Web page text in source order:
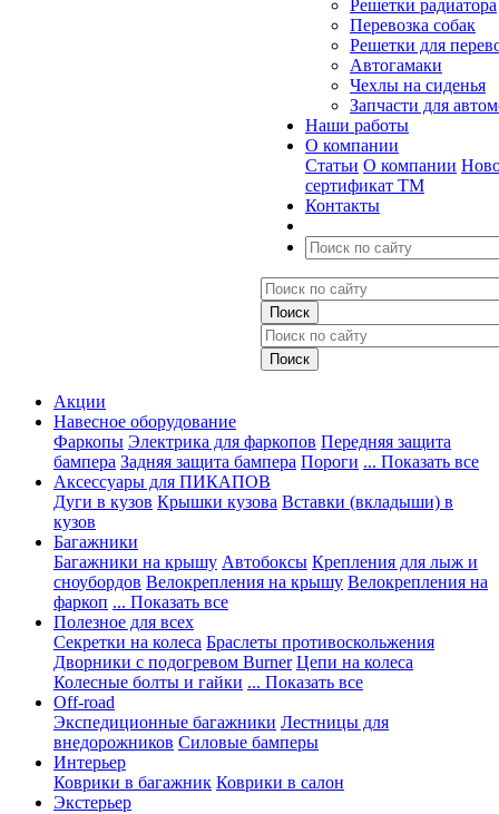
Решетки радиатора
Перевозка собак
Решетки для
Автогамаки
Чехлы на сиденья
Запчасти для
Наши работы
О компании
Статьи О компании
сертификат ТМ
Контакты
Акции
Навесное оборудование
Фаркопы Электрика для фаркопов Передняя защита
бампера Задняя защита бампера Пороги ... Показать все
Аксессуары для ПИКАПОВ
Дуги в кузов Крышки кузова Вставки (вкладыши) в
кузов
Багажники
Багажники на крышу Автобоксы Крепления для лыж и
сноубордов Велокрепления на крышу Велокрепления на
фаркоп ... Показать все
Полезное для всех
Секретки на колеса Браслеты противоскольжения
Дворники с подогревом Burner Цепи на колеса
Колесные болты и гайки ... Показать все
Off-road
Экспедиционные багажники Лестницы для
внедорожников Силовые бамперы
Интерьер
Коврики в багажник Коврики в салон
Экстерьер